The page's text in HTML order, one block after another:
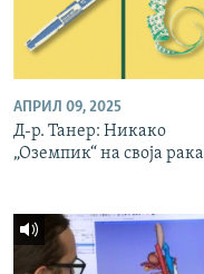
АПРИЛ 09, 2025
Д-р. Танер: Никако
„Оземпик“ на своја рака